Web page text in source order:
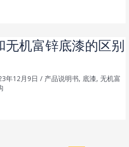
无机富锌底漆的区别
年12月9日/ 产品说明书, 底漆,无机富